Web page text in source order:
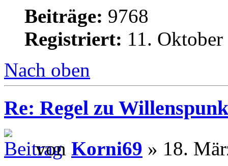
Beiträge: 9768
Registriert: 11.
Nach oben
Re: Regel zu
von Korni69 » 18.